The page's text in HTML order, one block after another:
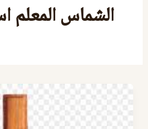
الشماس المعلم